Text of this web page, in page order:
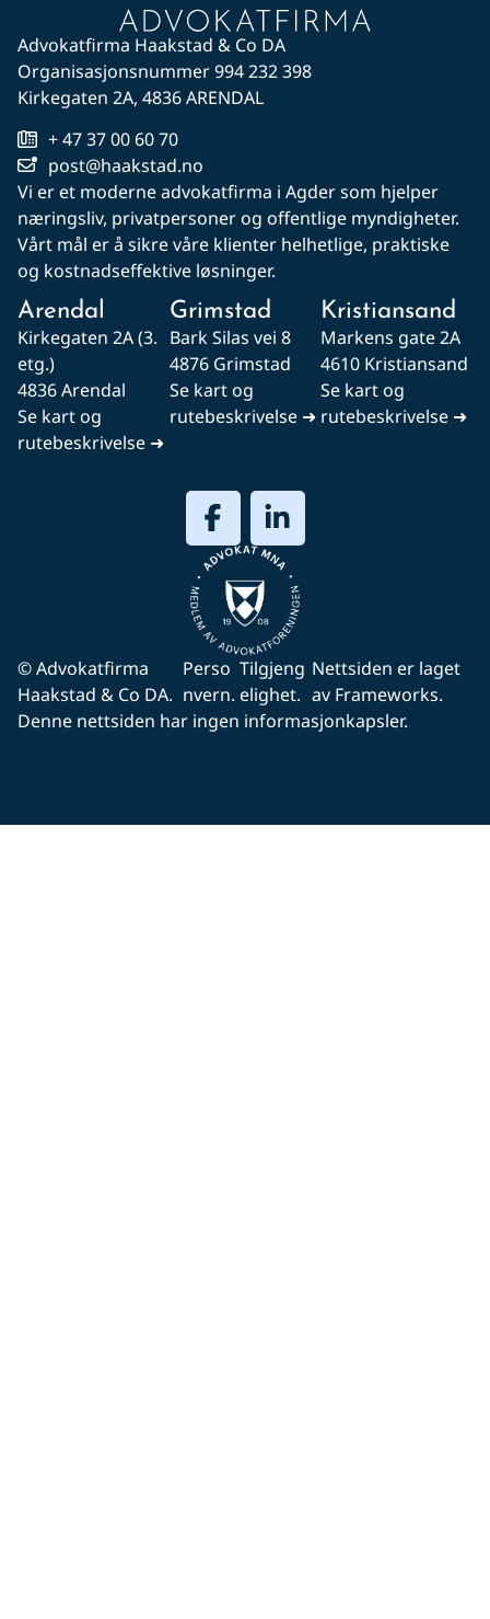
Advokatfirma Haakstad & Co DA
Organisasjonsnummer 994 232 398
Kirkegaten 2A, 4836 ARENDAL
+ 47 37 00 60 70
post@haakstad.no
Vi er et moderne advokatfirma i Agder som hjelper
næringsliv, privatpersoner og offentlige myndigheter.
Vårt mål er å sikre våre klienter helhetlige, praktiske
og kostnadseffektive løsninger.
Arendal
Kirkegaten 2A (3.
etg.)
4836 Arendal
Se kart og
rutebeskrivelse ➜
Grimstad
Bark Silas vei 8
4876 Grimstad
Se kart og
rutebeskrivelse ➜
Kristiansand
Markens gate 2A
4610 Kristiansand
Se kart og
rutebeskrivelse ➜
© Advokatfirma
Haakstad & Co DA.
Perso
nvern.
Tilgjeng
elighet.
Nettsiden er laget
av Frameworks.
Denne nettsiden har ingen informasjonkapsler.